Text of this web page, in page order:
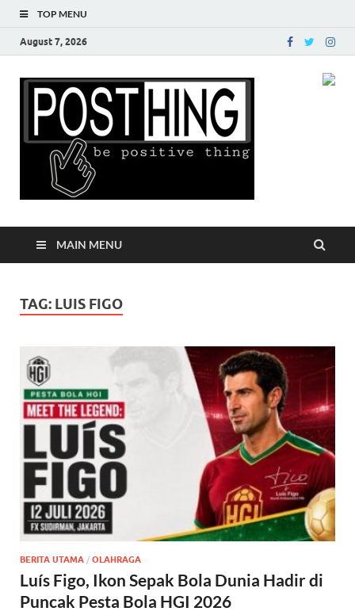
TOP MENU
August 7, 2026
MAIN MENU
TAG: LUIS FIGO
BERITA UTAMA / OLAHRAGA
Luís Figo, Ikon Sepak Bola Dunia Hadir di
Puncak Pesta Bola HGI 2026